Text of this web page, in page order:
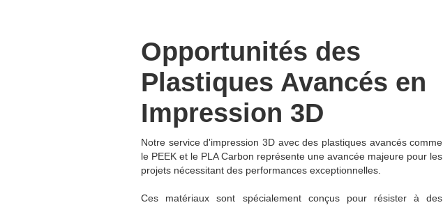
Opportunités des
Plastiques Avancés en
Impression 3D
Notre service d'impression 3D avec des plastiques avancés comme
le PEEK et le PLA Carbon représente une avancée majeure pour les
projets nécessitant des performances exceptionnelles.
Ces matériaux sont spécialement conçus pour résister à des